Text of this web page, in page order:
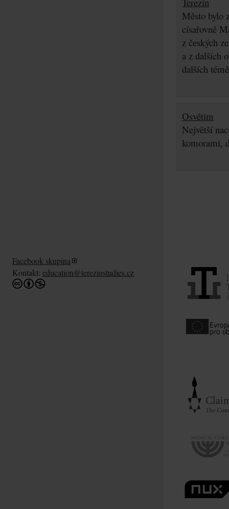
Město bylo
císařovně
z českých
a z dalších
dalších
Osvětim
Největší
komorami,
Facebook skupina
Kontakt: education@terezinstudies.cz